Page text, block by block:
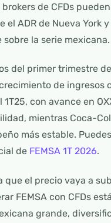
de CFDs
el ADR de Nueva York
la serie mexicana.
del primer trimestre
de ingresos
1T25, con avance en
mientras Coca-
más estable.
de FEMSA 1T 2026.
que el precio vaya a
FEMSA con CFDs
grande,